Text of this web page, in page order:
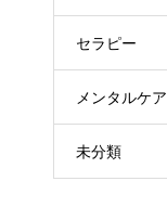
セラピー
メンタルケア
未分類